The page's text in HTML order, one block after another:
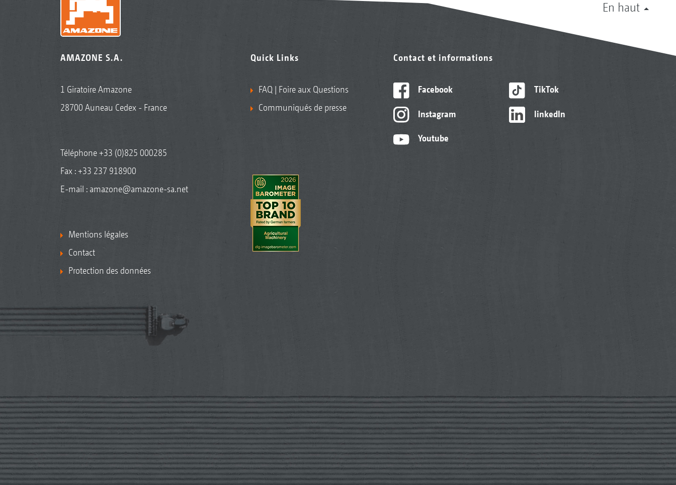
En haut
AMAZONE S.A.
1 Giratoire Amazone
28700 Auneau Cedex - France
Téléphone+33 (0)825 000285
Fax : +33 237 918900
E-mail : amazone@amazone-sa.net
Mentions légales
Contact
Protection des données
Quick Links
FAQ | Foire aux Questions
Communiqués de presse
Contact et informations
Facebook
Instagram
Youtube
TikTok
linkedIn